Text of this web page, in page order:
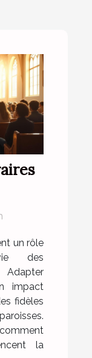
un rôle
des
Adapter
impact
fidèles
la